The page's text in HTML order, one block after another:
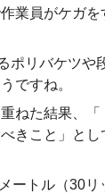
業員がケガ
リバケツや
ですね。
た結果、
こと」と
トル（30